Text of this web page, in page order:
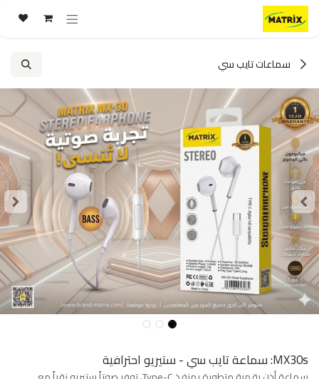
تخطي للذهاب إلى المحتوى
سماعات تايب سي
MX30s: سماعة تايب سي - ستيريو احترافية